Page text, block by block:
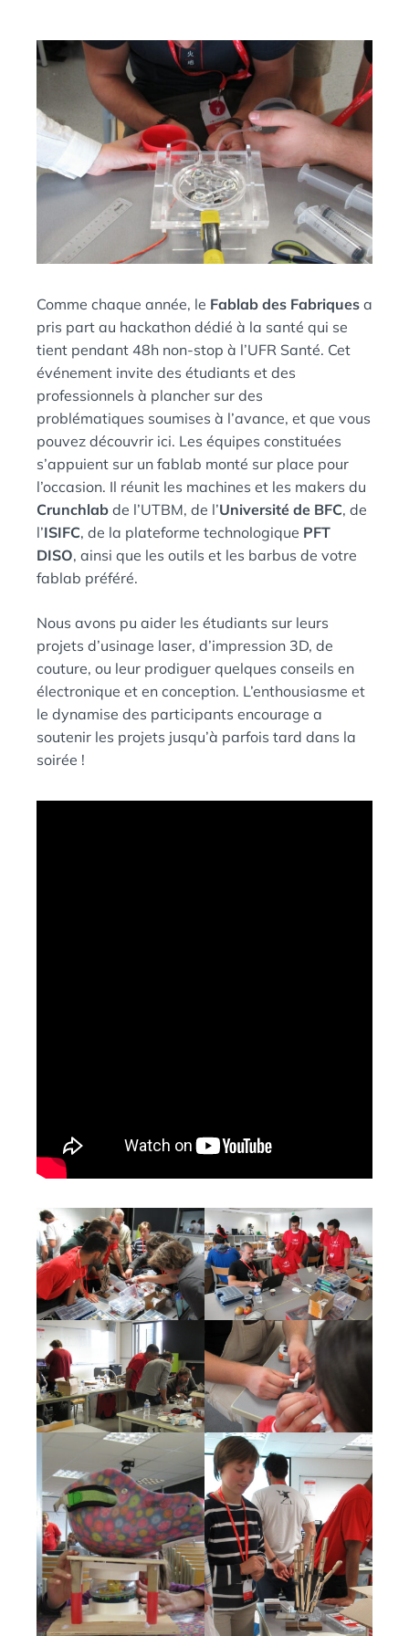
Comme chaque année, le Fablab des Fabriques a
pris part au hackathon dédié à la santé qui se
tient pendant 48h non-stop à l’UFR Santé. Cet
événement invite des étudiants et des
professionnels à plancher sur des
problématiques soumises à l’avance, et que vous
pouvez découvrir ici. Les équipes constituées
s’appuient sur un fablab monté sur place pour
l’occasion. Il réunit les machines et les makers du
Crunchlab de l’UTBM, de l’Université de BFC, de
l’ISIFC, de la plateforme technologique PFT
DISO, ainsi que les outils et les barbus de votre
fablab préféré.
Nous avons pu aider les étudiants sur leurs
projets d’usinage laser, d’impression 3D, de
couture, ou leur prodiguer quelques conseils en
électronique et en conception. L’enthousiasme et
le dynamise des participants encourage a
soutenir les projets jusqu’à parfois tard dans la
soirée !